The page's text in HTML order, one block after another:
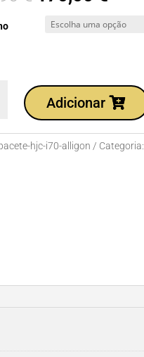
Adicionar
hjc-i70-alligon Categoria: